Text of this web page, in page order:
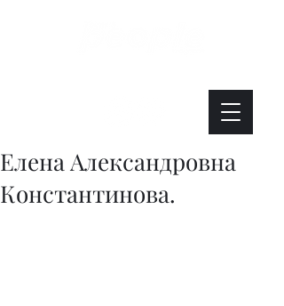
Елена Александровна
Константинова.